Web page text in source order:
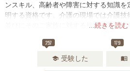
...続きを読む
ンスキル、高齢者や障害に対する知識
明する資格です。介護の現場では介護
並びにそのご家族に対する接遇も重視さ
おすすめです。
257
school 受験した
179
menu_book